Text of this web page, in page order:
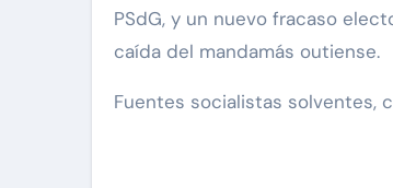
PSdG, y un nuevo fracaso
caída del mandamás outiense.
Fuentes socialistas solventes,